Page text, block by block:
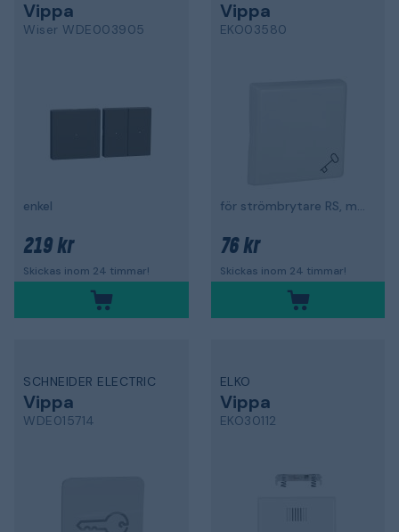
Vippa
Wiser WDE003905
enkel
219 kr
Skickas inom 24 timmar!
Vippa
EKO03580
för strömbrytare RS, med nyckelsymbol
76 kr
Skickas inom 24 timmar!
SCHNEIDER ELECTRIC
Vippa
WDE015714
ELKO
Vippa
EKO30112